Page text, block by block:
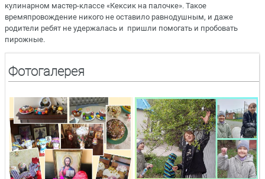
кулинарном мастер-классе «Кексик на палочке». Такое
времяпровождение никого не оставило равнодушным, и даже
родители ребят не удержалась и пришли помогать и пробовать
пирожные.
Фотогалерея